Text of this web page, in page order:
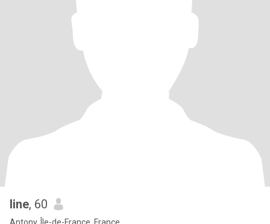
line, 60